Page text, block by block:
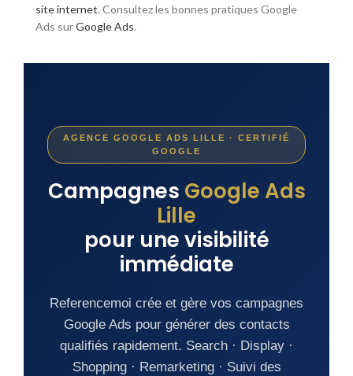
site internet. Consultez les bonnes pratiques Google
Ads surGoogle Ads.
AGENCE GOOGLE ADS LILLE · CERTIFIÉ
GOOGLE
Campagnes Google Ads
Lille
pour une visibilité
immédiate
Referencemoi crée et gère vos campagnes
Google Ads pour générer des contacts
qualifiés rapidement. Search · Display ·
Shopping · Remarketing · Suivi des